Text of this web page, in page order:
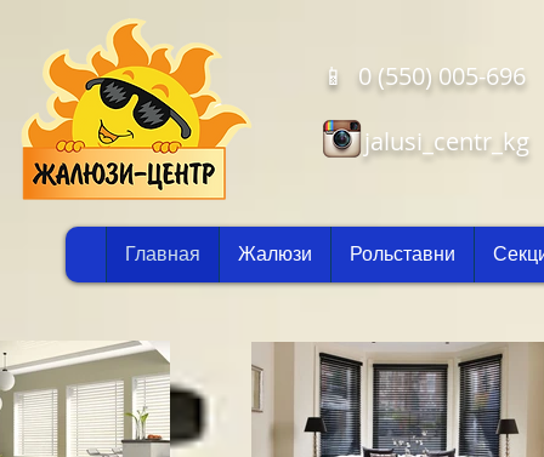
Главная Жалюзи Рольставни
📱 0 (550) 005-
jalusi_centr_kg